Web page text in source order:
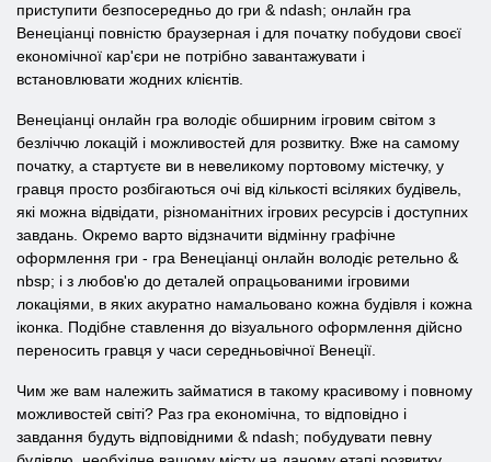
приступити безпосередньо до гри & ndash; онлайн гра
Венеціанці повністю браузерная і для початку побудови своєї
економічної кар'єри не потрібно завантажувати і
встановлювати жодних клієнтів.
Венеціанці онлайн гра володіє обширним ігровим світом з
безліччю локацій і можливостей для розвитку. Вже на самому
початку, а стартуєте ви в невеликому портовому містечку, у
гравця просто розбігаються очі від кількості всіляких будівель,
які можна відвідати, різноманітних ігрових ресурсів і доступних
завдань. Окремо варто відзначити відмінну графічне
оформлення гри - гра Венеціанці онлайн володіє ретельно &
nbsp; і з любов'ю до деталей опрацьованими ігровими
локаціями, в яких акуратно намальовано кожна будівля і кожна
іконка. Подібне ставлення до візуального оформлення дійсно
переносить гравця у часи середньовічної Венеції.
Чим же вам належить займатися в такому красивому і повному
можливостей світі? Раз гра економічна, то відповідно і
завдання будуть відповідними & ndash; побудувати певну